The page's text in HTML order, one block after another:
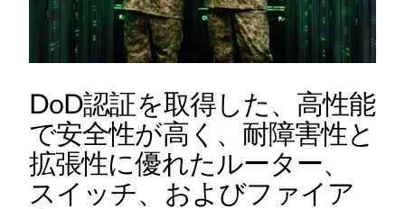
DoD認証を取得した、高性能
で安全性が高く、耐障害性と
拡張性に優れたルーター、
スイッチ、およびファイア